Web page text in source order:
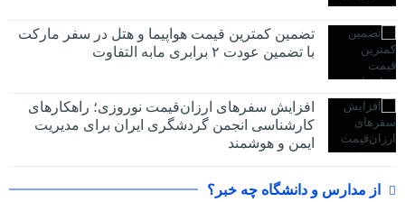
تضمین کمترین قیمت هواپیما و هتل در سفر مارکت
با تضمین عودت ۲ برابری مابه التفاوت
افزایش سفرهای ارزان‌قیمت نوروزی؛ راهکارهای
کارشناسی انجمن گردشگری ایران برای مدیریت
ایمن و هوشمند
از مدارس و دانشگاه چه خبر؟